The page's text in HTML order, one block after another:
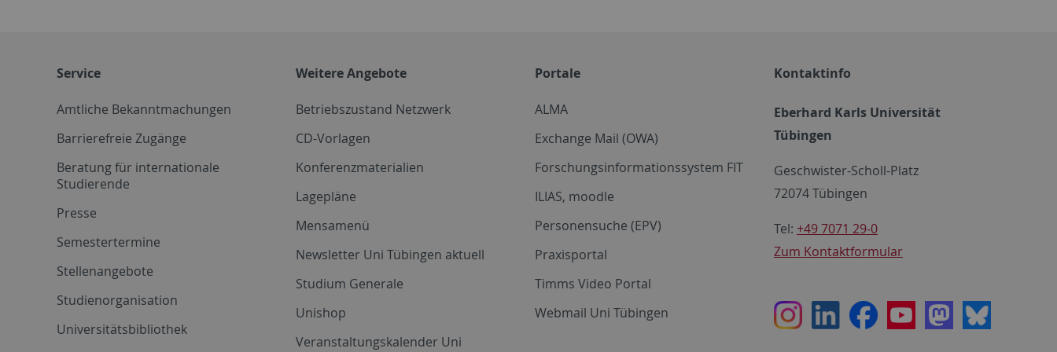
Service
Amtliche Bekanntmachungen
Barrierefreie Zugänge
Beratung für internationale
Studierende
Presse
Semestertermine
Stellenangebote
Studienorganisation
Universitätsbibliothek
Weitere Angebote
Betriebszustand Netzwerk
CD-Vorlagen
Konferenzmaterialien
Lagepläne
Mensamenü
Newsletter Uni Tübingen aktuell
Studium Generale
Unishop
Veranstaltungskalender Uni
Portale
ALMA
Exchange Mail (OWA)
Forschungsinformationssystem FIT
ILIAS, moodle
Personensuche (EPV)
Praxisportal
Timms Video Portal
Webmail Uni Tübingen
Kontaktinfo
Eberhard Karls Universität
Tübingen
Geschwister-Scholl-Platz
72074 Tübingen
Tel: +49 7071 29-0
Zum Kontaktformular
InstagramLinkedInFacebookYoutubeMastodon
Bluesky